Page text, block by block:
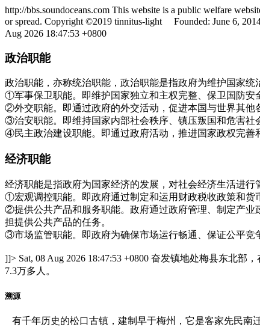
http://bbs.soundoceans.com This website is a public welfare
or spread. Copyright ©2019 tinnitus-light Founded: June 6,
Aug 2026 18:47:53 +0800
政治职能
政治职能，亦称统治职能，政治职能是指政府为维护国家
①军事保卫职能。即维护国家独立和主权完整、保卫国防安
②外交职能。即通过政府的外交活动，促进本国与世界其他
③治安职能。即维持国家内部社会秩序、镇压叛国和危害社
④民主政治建设职能。即通过政府活动，推进国家政权完善
经济职能
经济职能是指政府为国家经济的发展，对社会经济生活进
①宏观调控职能。即政府通过制定和运用财政税收政策和货
②提供公共产品和服务职能。政府通过政府管理、制定产业
担提供公共产品的任务。
③市场监管职能。即政府为确保市场运行畅通、保证公平竞
]]> Sat, 08 Aug 2026 18:47:53 +0800 奋发镇地处梅县东北部，
7.3万多人。
溯源
有千年历史的松口古镇，建制早于梅州，它是客家先民南